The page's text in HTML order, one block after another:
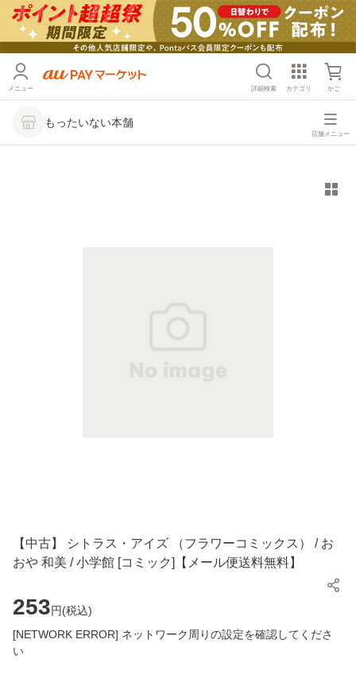
メニュー 詳細検索 カテゴリ かご
もったいない本舗
店舗メニュー
【中古】 シトラス・アイズ （フラワーコミックス） / お
おや 和美 / 小学館 [コミック]【メール便送料無料】
253円(税込)
[NETWORK ERROR] ネットワーク周りの設定を確認してくださ
い